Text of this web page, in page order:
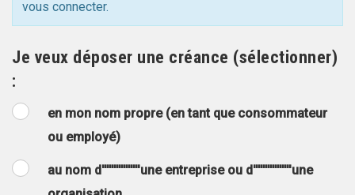
vous connecter.
Je veux déposer une créance (sélectionner)
:
en mon nom propre (en tant que consommateur
ou employé)
au nom d''''''''''''''''une entreprise ou d''''''''''''''''une